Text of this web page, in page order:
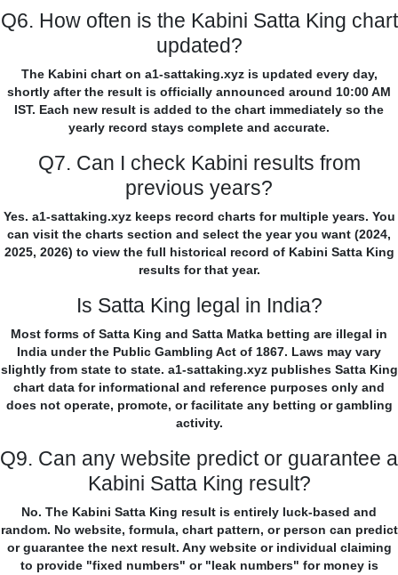
Q6. How often is the Kabini Satta King chart
updated?
The Kabini chart on a1-sattaking.xyz is updated every day,
shortly after the result is officially announced around 10:00 AM
IST. Each new result is added to the chart immediately so the
yearly record stays complete and accurate.
Q7. Can I check Kabini results from
previous years?
Yes. a1-sattaking.xyz keeps record charts for multiple years. You
can visit the charts section and select the year you want (2024,
2025, 2026) to view the full historical record of Kabini Satta King
results for that year.
Is Satta King legal in India?
Most forms of Satta King and Satta Matka betting are illegal in
India under the Public Gambling Act of 1867. Laws may vary
slightly from state to state. a1-sattaking.xyz publishes Satta King
chart data for informational and reference purposes only and
does not operate, promote, or facilitate any betting or gambling
activity.
Q9. Can any website predict or guarantee a
Kabini Satta King result?
No. The Kabini Satta King result is entirely luck-based and
random. No website, formula, chart pattern, or person can predict
or guarantee the next result. Any website or individual claiming
to provide "fixed numbers" or "leak numbers" for money is